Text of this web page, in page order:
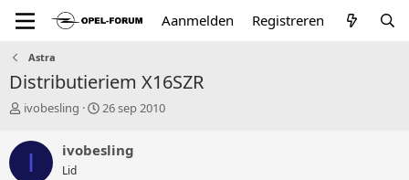
Aanmelden Registreren
Astra
Distributieriem X16SZR
T
p
ivobesling
S
r
26 sep 2010
I ivobesling
Lid